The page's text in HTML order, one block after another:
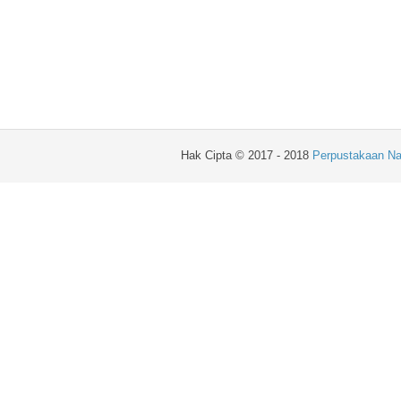
Hak Cipta © 2017 - 2018 Perpustakaan